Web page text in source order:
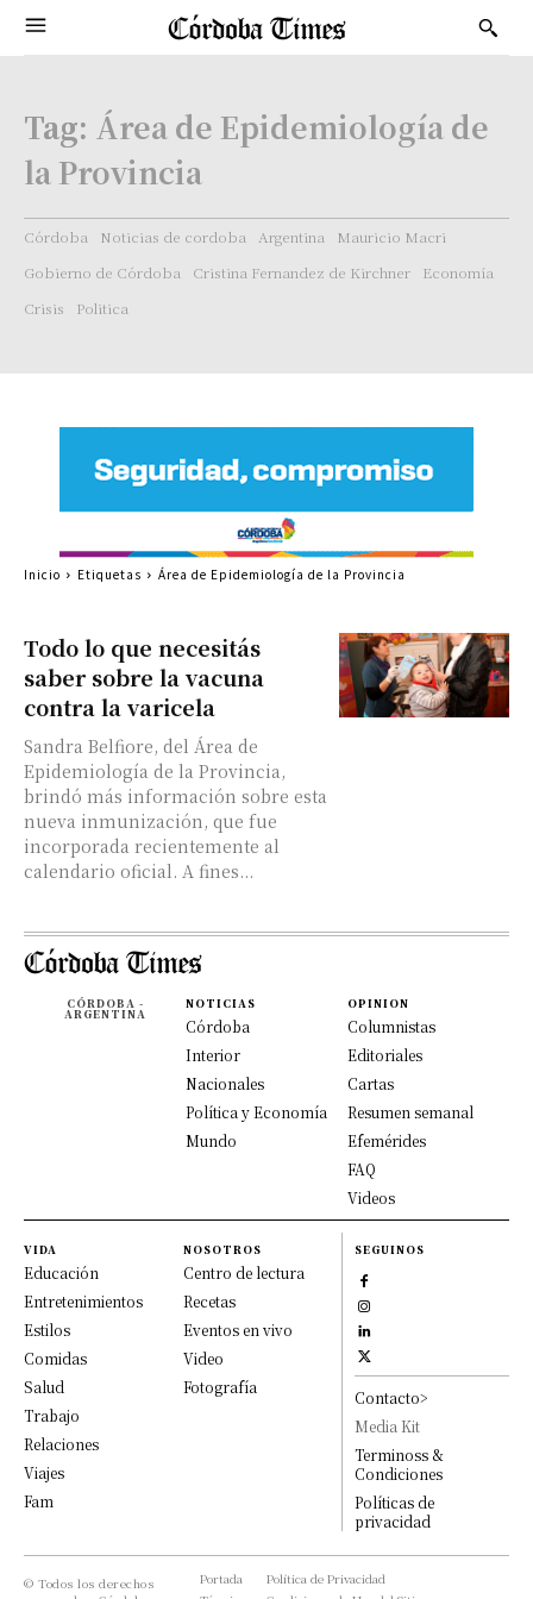
Tag: Área de Epidemiología de
la Provincia
Córdoba Noticias de cordoba Argentina
Mauricio Macri
Gobierno de Córdoba
Cristina Fernandez de Kirchner
Economía
Crisis
Politica
Todo lo que necesitás
saber sobre la vacuna
contra la varicela
Sandra Belfiore, del Área de
Epidemiología de la Provincia,
brindó más información sobre esta
nueva inmunización, que fue
incorporada recientemente al
calendario oficial. A fines...
Inicio Etiquetas Área de Epidemiología de la Provincia
CÓRDOBA -
ARGENTINA
NOTICIAS
Córdoba
Interior
Nacionales
Política y Economía
Mundo
OPINION
Columnistas
Editoriales
Cartas
Resumen semanal
Efemérides
FAQ
Videos
VIDA
Educación
Entretenimientos
Estilos
Comidas
Salud
Trabajo
Relaciones
Viajes
Fam
NOSOTROS
Centro de lectura
Recetas
Eventos en vivo
Video
Fotografía
SEGUINOS
Contacto>
Media Kit
Terminoss &
Condiciones
Políticas de
privacidad
© Todos los derechos
Portada
Política de Privacidad